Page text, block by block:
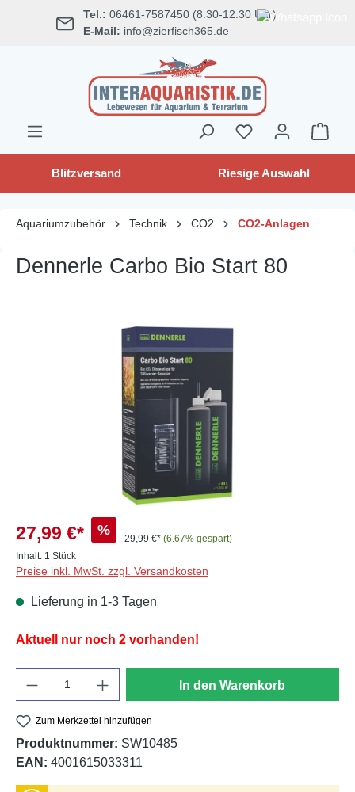
springen Tel.: 06461-7587450 (8:30-12:30 Uhr)
E-Mail: info@zierfisch365.de
Blitzversand Riesige Auswahl
Aquariumzubehör Technik CO2 CO2-Anlagen
Dennerle Carbo Bio Start 80
Bildergalerie überspringen
27,99 €* %
29,99 €* (6.67% gespart)
Inhalt: 1 Stück
Preise inkl. MwSt. zzgl. Versandkosten
Lieferung in 1-3 Tagen
Aktuell nur noch 2 vorhanden!
In den Warenkorb
Zum Merkzettel hinzufügen
Produktnummer: SW10485
EAN: 4001615033311